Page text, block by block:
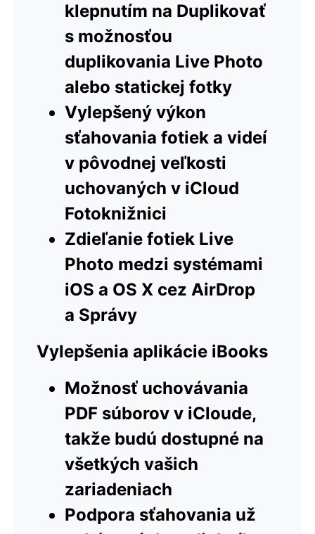
klepnutím na Duplikovať
s možnosťou
duplikovania Live Photo
alebo statickej fotky
Vylepšený výkon
sťahovania fotiek a videí
v pôvodnej veľkosti
uchovaných v iCloud
Fotoknižnici
Zdieľanie fotiek Live
Photo medzi systémami
iOS a OS X cez AirDrop
a Správy
Vylepšenia aplikácie iBooks
Možnosť uchovávania
PDF súborov v iCloude,
takže budú dostupné na
všetkých vašich
zariadeniach
Podpora sťahovania už